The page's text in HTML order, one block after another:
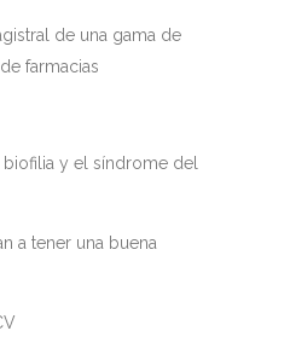
de una gama de
farmacias
y el síndrome del
a tener una buena